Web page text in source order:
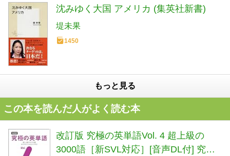
沈みゆく大国 アメリカ (集英社新書)
堤未果
1450
もっと見る
この本を読んだ人がよく読む本
改訂版 究極の英単語Vol. 4 超上級の
3000語［新SVL対応］[音声DL付] 究極